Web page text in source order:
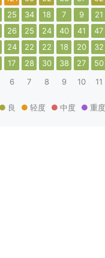
25 34 18 7 9 21
26 25 24 40 41 47
24 22 22 18 20 32
17 28 30 38 27 50
6 7 8 9 10 11
良 轻度 中度 重度